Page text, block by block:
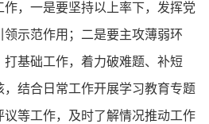
，一是要坚持以上率下，发挥党
示范作用；二是要主攻薄弱环
基础工作，着力破难题、补短
结合日常工作开展学习教育专题
等工作，及时了解情况推动工作